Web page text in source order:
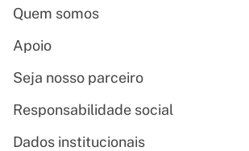
Quem somos
Apoio
Seja nosso parceiro
Responsabilidade social
Dados institucionais